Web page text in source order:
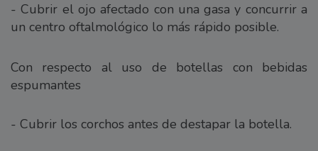
- Cubrir el ojo afectado con una gasa y concurrir a
un centro oftalmológico lo más rápido posible.
Con respecto al uso de botellas con bebidas
espumantes
- Cubrir los corchos antes de destapar la botella.